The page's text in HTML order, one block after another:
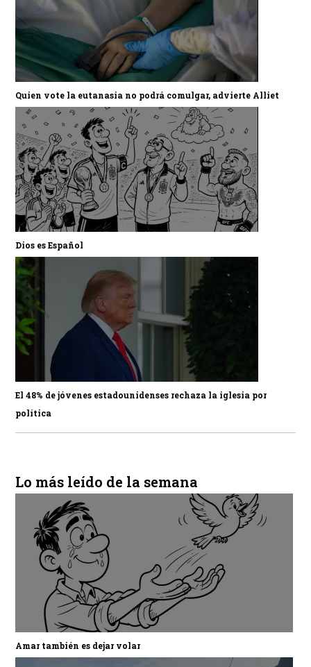
Quien vote la eutanasia no podrá comulgar, advierte Alliet
Dios es Español
El 48% de jóvenes estadounidenses rechaza la iglesia por
política
Lo más leído de la semana
Amar también es dejar volar